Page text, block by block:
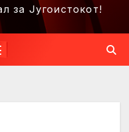
за Југоистокот!